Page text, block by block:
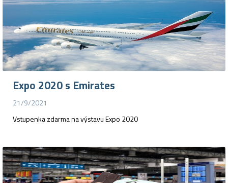
Expo 2020 s Emirates
21/9/2021
Vstupenka zdarma na výstavu Expo 2020